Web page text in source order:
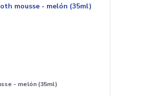
- melón (35ml)